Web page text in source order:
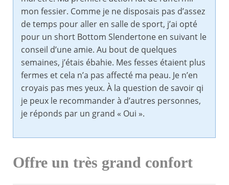
mon fessier. Comme je ne disposais pas d’assez
de temps pour aller en salle de sport, j’ai opté
pour un short Bottom Slendertone en suivant le
conseil d’une amie. Au bout de quelques
semaines, j’étais ébahie. Mes fesses étaient plus
fermes et cela n’a pas affecté ma peau. Je n’en
croyais pas mes yeux. À la question de savoir qi
je peux le recommander à d’autres personnes,
je réponds par un grand « Oui ».
Offre un très grand confort